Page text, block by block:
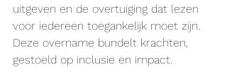
uitgeven en de overtuiging dat lezen
voor iedereen toegankelijk moet zijn.
Deze overname bundelt krachten,
gestoeld op inclusie en impact.